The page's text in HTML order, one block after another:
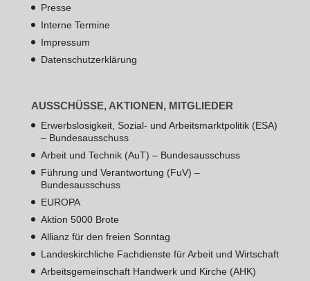
Presse
Interne Termine
Impressum
Datenschutzerklärung
AUSSCHÜSSE, AKTIONEN, MITGLIEDER
Erwerbslosigkeit, Sozial- und Arbeitsmarktpolitik (ESA)
– Bundesausschuss
Arbeit und Technik (AuT) – Bundesausschuss
Führung und Verantwortung (FuV) –
Bundesausschuss
EUROPA
Aktion 5000 Brote
Allianz für den freien Sonntag
Landeskirchliche Fachdienste für Arbeit und Wirtschaft
Arbeitsgemeinschaft Handwerk und Kirche (AHK)